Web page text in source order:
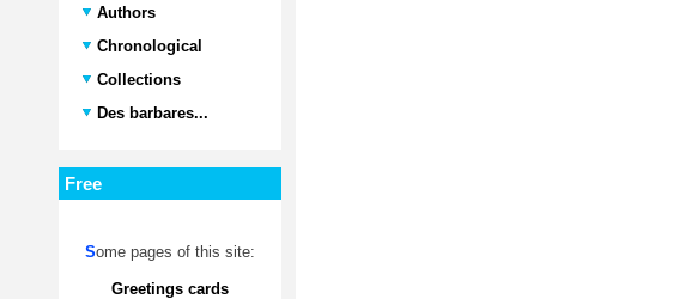
Authors
Chronological
Collections
Des barbares...
Free
Some pages of this site:
Greetings cards